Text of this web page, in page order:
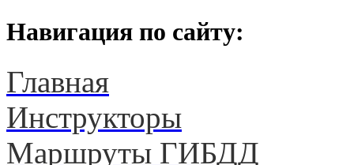
Навигация по сайту:
Главная
Инструкторы
Маршруты ГИБДД